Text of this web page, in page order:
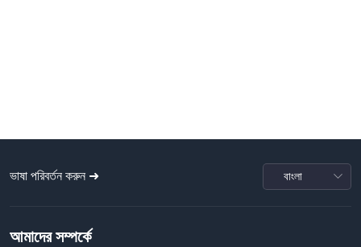
ভাষা পরিবর্তন করুন ➜
আমাদের সম্পর্কে